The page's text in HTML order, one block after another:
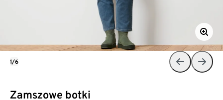
Zamszowe botki
1/6